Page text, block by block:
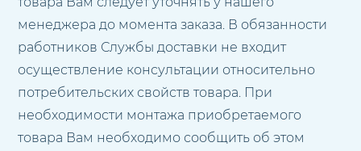
менеджера до момента заказа. В обязанности
работников Службы доставки не входит
осуществление консультации относительно
потребительских свойств товара. При
необходимости монтажа приобретаемого
товара Вам необходимо сообщить об этом